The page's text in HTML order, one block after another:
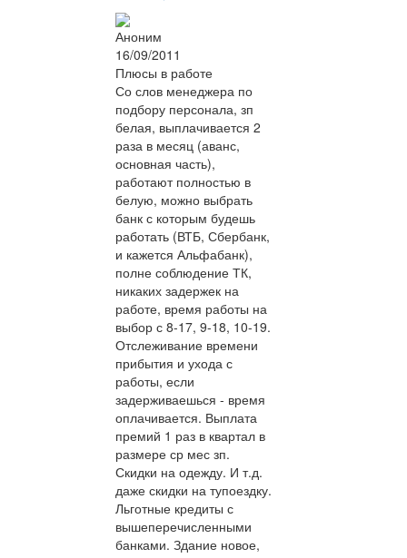
Аноним
16/09/2011
Плюсы в работе
Со слов менеджера по
подбору персонала, зп
белая, выплачивается 2
раза в месяц (аванс,
основная часть),
работают полностью в
белую, можно выбрать
банк с которым будешь
работать (ВТБ, Сбербанк,
и кажется Альфабанк),
полне соблюдение ТК,
никаких задержек на
работе, время работы на
выбор с 8-17, 9-18, 10-19.
Отслеживание времени
прибытия и ухода с
работы, если
задерживаешься - время
оплачивается. Выплата
премий 1 раз в квартал в
размере ср мес зп.
Скидки на одежду. И т.д.
даже скидки на тупоездку.
Льготные кредиты с
вышеперечисленными
банками. Здание новое,